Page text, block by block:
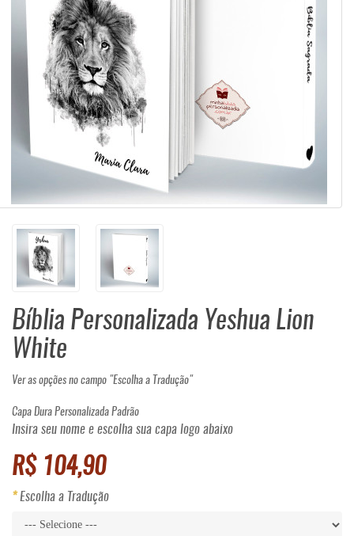
Bíblia Personalizada Yeshua Lion
White
Ver as opções no campo "Escolha a Tradução"
Capa Dura Personalizada Padrão
Insira seu nome e escolha sua capa logo abaixo
R$ 104,90
Escolha a Tradução